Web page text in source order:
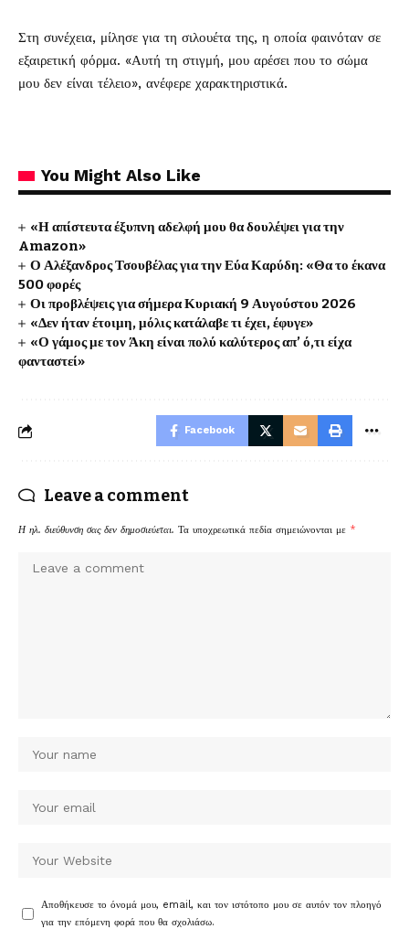
Στη συνέχεια, μίλησε για τη σιλουέτα της, η οποία φαινόταν σε
εξαιρετική φόρμα. «Αυτή τη στιγμή, μου αρέσει που το σώμα
μου δεν είναι τέλειο», ανέφερε χαρακτηριστικά.
You Might Also Like
«Η απίστευτα έξυπνη αδελφή μου θα δουλέψει για την
Amazon»
Ο Αλέξανδρος Τσουβέλας για την Εύα Καρύδη: «Θα το έκανα
500 φορές
Οι προβλέψεις για σήμερα Κυριακή 9 Αυγούστου 2026
«Δεν ήταν έτοιμη, μόλις κατάλαβε τι έχει, έφυγε»
«Ο γάμος με τον Άκη είναι πολύ καλύτερος απ’ ό,τι είχα
φανταστεί»
Facebook
Leave a comment
Η ηλ. διεύθυνση σας δεν δημοσιεύεται. Τα υποχρεωτικά πεδία σημειώνονται με *
Αποθήκευσε το όνομά μου, email, και τον ιστότοπο μου σε αυτόν τον πλοηγό
για την επόμενη φορά που θα σχολιάσω.